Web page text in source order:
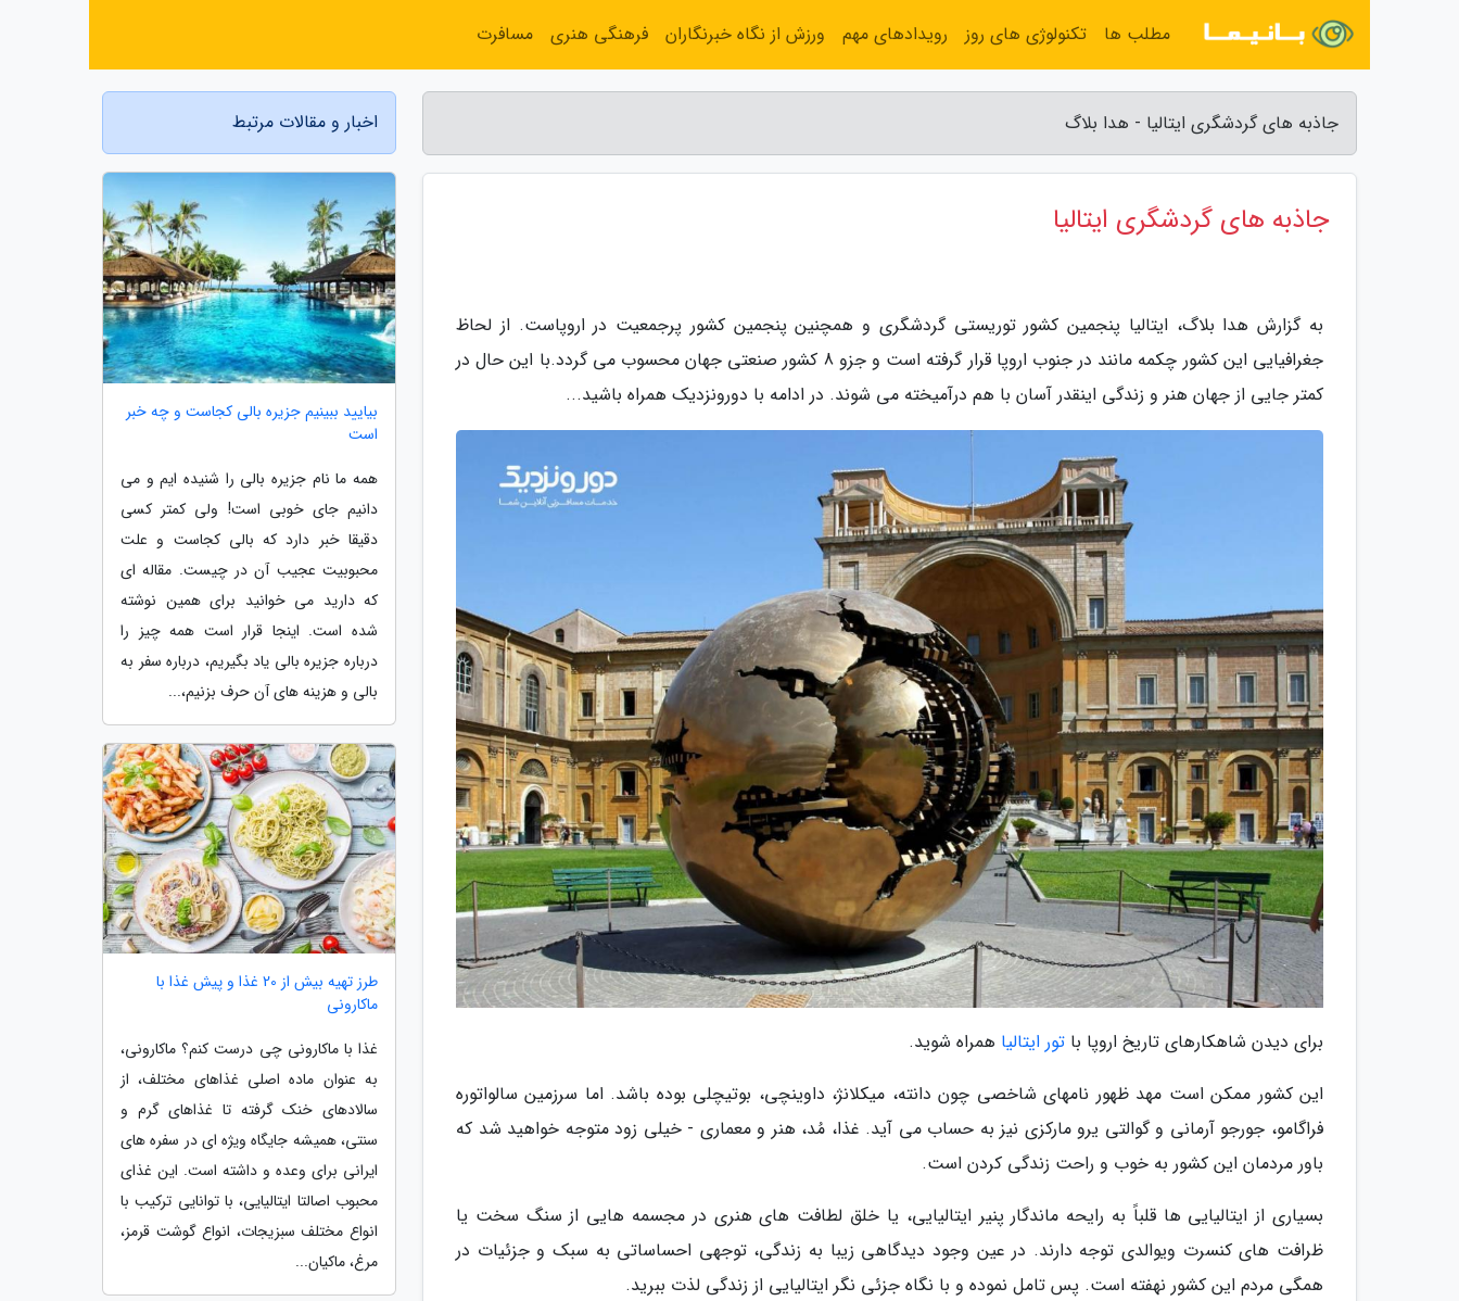
جاذبه های گردشگری ایتالیا - هدا بلاگ
جاذبه های گردشگری ایتالیا
به گزارش هدا بلاگ، ایتالیا پنجمین کشور توریستی گردشگری و همچنین پنجمین کشور پرجمعیت در اروپاست. از لحاظ
جغرافیایی این کشور چکمه مانند در جنوب اروپا قرار گرفته است و جزو 8 کشور صنعتی جهان محسوب می گردد.با این حال در
کمتر جایی از جهان هنر و زندگی اینقدر آسان با هم درآمیخته می شوند. در ادامه با دورونزدیک همراه باشید...
برای دیدن شاهکارهای تاریخ اروپا با تور ایتالیا همراه شوید.
این کشور ممکن است مهد ظهور نامهای شاخصی چون دانته، میکلانژ، داوینچی، بوتیچلی بوده باشد. اما سرزمین سالواتوره
فراگامو، جورجو آرمانی و گوالتی یرو مارکزی نیز به حساب می آید. غذا، مُد، هنر و معماری - خیلی زود متوجه خواهید شد که
باور مردمان این کشور به خوب و راحت زندگی کردن است.
بسیاری از ایتالیایی ها قلباً به رایحه ماندگار پنیر ایتالیایی، یا خلق لطافت های هنری در مجسمه هایی از سنگ سخت یا
ظرافت های کنسرت ویوالدی توجه دارند. در عین وجود دیدگاهی زیبا به زندگی، توجهی احساساتی به سبک و جزئیات در
همگی مردم این کشور نهفته است. پس تامل نموده و با نگاه جزئی نگر ایتالیایی از زندگی لذت ببرید.
اخبار و مقالات مرتبط
بیایید ببینیم جزیره بالی کجاست و چه خبر
است
همه ما نام جزیره بالی را شنیده ایم و می
دانیم جای خوبی است! ولی کمتر کسی
دقیقا خبر دارد که بالی کجاست و علت
محبوبیت عجیب آن در چیست. مقاله ای
که دارید می خوانید برای همین نوشته
شده است. اینجا قرار است همه چیز را
درباره جزیره بالی یاد بگیریم، درباره سفر به
بالی و هزینه های آن حرف بزنیم،...
طرز تهیه بیش از 20 غذا و پیش غذا با
ماکارونی
غذا با ماکارونی چی درست کنم؟ ماکارونی،
به عنوان ماده اصلی غذاهای مختلف، از
سالادهای خنک گرفته تا غذاهای گرم و
سنتی، همیشه جایگاه ویژه ای در سفره های
ایرانی برای وعده و داشته است. این غذای
محبوب اصالتا ایتالیایی، با توانایی ترکیب با
انواع مختلف سبزیجات، انواع گوشت قرمز،
مرغ، ماکیان...
مطلب ها تکنولوژی های روز رویدادهای مهم ورزش از نگاه خبرنگاران فرهنگی هنری مسافرت